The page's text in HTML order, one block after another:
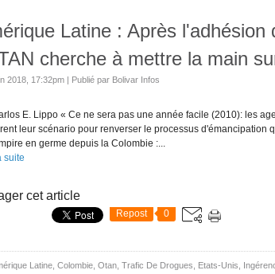
Latine : Après l'adhésion
cherche à mettre la main
2018, 17:32pm | Publié par Bolivar Infos
E. Lippo « Ce ne sera pas une année facile (2010): les
leur scénario pour renverser le processus d'émancipation
en germe depuis la Colombie :...
suite
cet article
Repost 0
Latine Colombie Otan Trafic De Drogues Etats-Unis